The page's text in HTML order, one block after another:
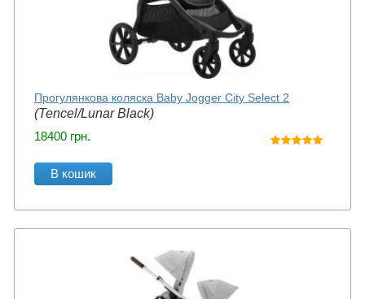
Прогулянкова коляска Baby Jogger City Select 2
(Tencel/Lunar Black)
18400 грн.
В кошик